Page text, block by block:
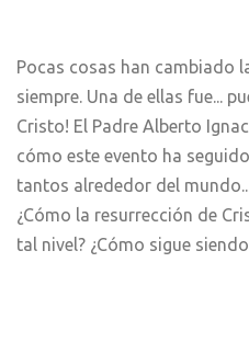
Pocas cosas han cambiado
siempre. Una de ellas fue...
Cristo! El Padre Alberto
cómo este evento ha
tantos alrededor del
¿Cómo la resurrección de
tal nivel? ¿Cómo sigue